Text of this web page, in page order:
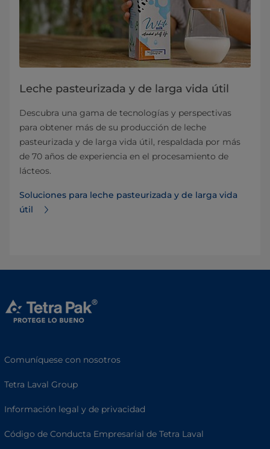
Leche pasteurizada y de larga vida útil
Descubra una gama de tecnologías y perspectivas
para obtener más de su producción de leche
pasteurizada y de larga vida útil, respaldada por más
de 70 años de experiencia en el procesamiento de
lácteos.
Soluciones para leche pasteurizada y de larga vida
útil
Comuníquese con nosotros
Tetra Laval Group
Información legal y de privacidad
Código de Conducta Empresarial de Tetra Laval